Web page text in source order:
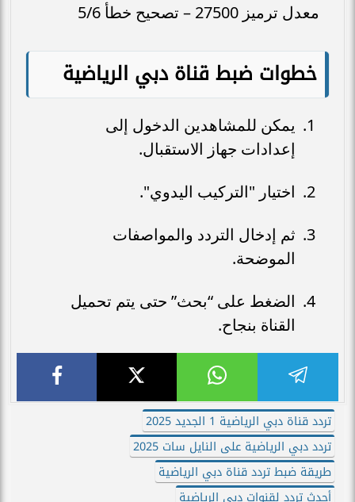
معدل ترميز 27500 – تصحيح خطأ 5/6
خطوات ضبط قناة دبي الرياضية
يمكن للمشاهدين الدخول إلى
إعدادات جهاز الاستقبال.
اختيار "التركيب اليدوي".
ثم إدخال التردد والمواصفات
الموضحة.
الضغط على “بحث” حتى يتم تحميل
القناة بنجاح.
تردد قناة دبي الرياضية 1 الجديد 2025
تردد دبي الرياضية على النايل سات 2025
طريقة ضبط تردد قناة دبي الرياضية
أحدث تردد لقنوات دبي الرياضية